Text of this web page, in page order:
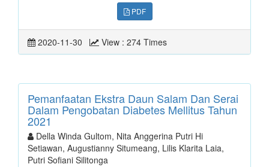
PDF
2020-11-30 View : 274 Times
Pemanfaatan Ekstra Daun Salam Dan Serai
Dalam Pengobatan Diabetes Mellitus Tahun
2021
Della Winda Gultom, Nita Anggerina Putri Hi
Setiawan, Augustianny Situmeang, Lilis Klarita Laia,
Putri Sofiani Silitonga